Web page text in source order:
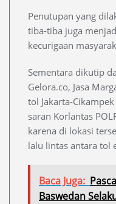
Penutupan yang
tiba-tiba juga
kecurigaan
Sementara dikutip
Gelora.co, Jasa
tol Jakarta-
saran Korlantas
karena di lokasi
lalu lintas antara tol
Baca Juga:
Baswedan